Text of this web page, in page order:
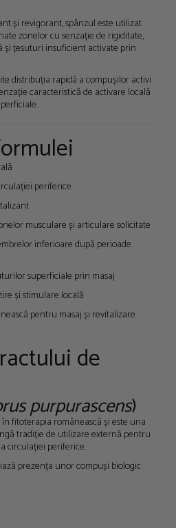
și revigorant, spânzul este utilizat
zonelor cu senzație de rigiditate,
și țesuturi insuficient activate prin
distribuția rapidă a compușilor activi
caracteristică de activare locală
periferice
musculare și articulare solicitate
inferioare după perioade
superficiale prin masaj
și stimulare locală
pentru masaj și revitalizare
de
purpurascens)
fitoterapia românească și este una
tradiție de utilizare externă pentru
circulației periferice.
prezența unor compuși biologic